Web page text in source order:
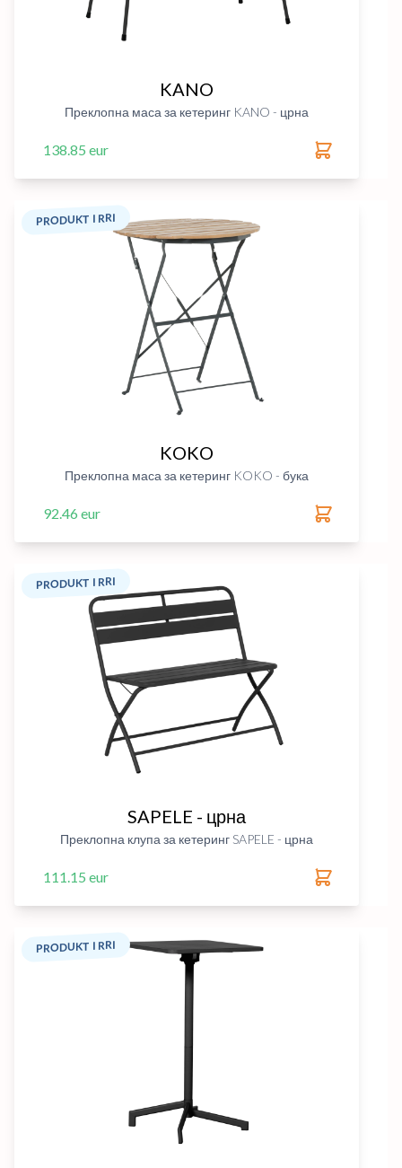
KANO
Преклопна маса за кетеринг KANO - црна
138.85 eur
PRODUKT I RRI
KOKO
Преклопна маса за кетеринг KOKO - бука
92.46 eur
PRODUKT I RRI
SAPELE - црна
Преклопна клупа за кетеринг SAPELE - црна
111.15 eur
PRODUKT I RRI